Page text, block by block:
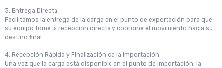
3. Entrega Directa:
Facilitamos la entrega de la carga en el punto de exportación para que
su equipo tome la recepción directa y coordine el movimiento hacia su
destino final.
4. Recepción Rápida y Finalización de la Importación:
Una vez que la carga está disponible en el punto de importación, la